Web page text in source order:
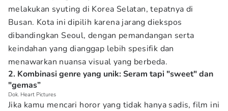
melakukan syuting di Korea Selatan, tepatnya di
Busan. Kota ini dipilih karena jarang diekspos
dibandingkan Seoul, dengan pemandangan serta
keindahan yang dianggap lebih spesifik dan
menawarkan nuansa visual yang berbeda.
2. Kombinasi genre yang unik: Seram tapi "sweet" dan
"gemas”
Dok. Heart Pictures
Jika kamu mencari horor yang tidak hanya sadis, film ini